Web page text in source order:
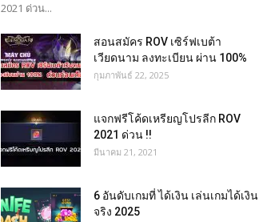
2021 ด่วน...
สอนสมัคร ROV เซิร์ฟเบต้า
เวียดนาม ลงทะเบียน ผ่าน 100%
กุมภาพันธ์ 22, 2025
แจกฟรีโค้ดเหรียญโปรลีก ROV
2021 ด่วน !!
มีนาคม 21, 2021
6 อันดับเกมที่ ได้เงิน เล่นเกมได้เงิน
จริง 2025